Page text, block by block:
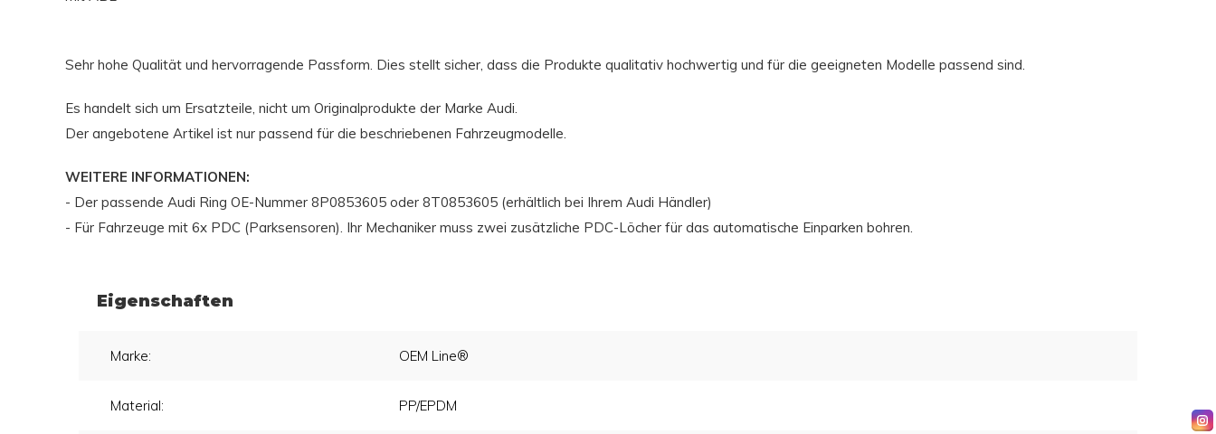
Sehr hohe Qualität und hervorragende Passform. Dies stellt sicher, dass die Produkte qualitativ hochwertig und für die geeigneten Modelle passend sind.
Es handelt sich um Ersatzteile, nicht um Originalprodukte der Marke Audi.
Der angebotene Artikel ist nur passend für die beschriebenen Fahrzeugmodelle.
WEITERE INFORMATIONEN:
- Der passende Audi Ring OE-Nummer 8P0853605 oder 8T0853605 (erhältlich bei Ihrem Audi Händler)
- Für Fahrzeuge mit 6x PDC (Parksensoren). Ihr Mechaniker muss zwei zusätzliche PDC-Löcher für das automatische Einparken bohren.
Eigenschaften
Marke: OEM Line®
Material: PP/EPDM